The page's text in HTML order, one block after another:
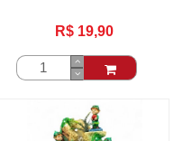
R$ 19,90